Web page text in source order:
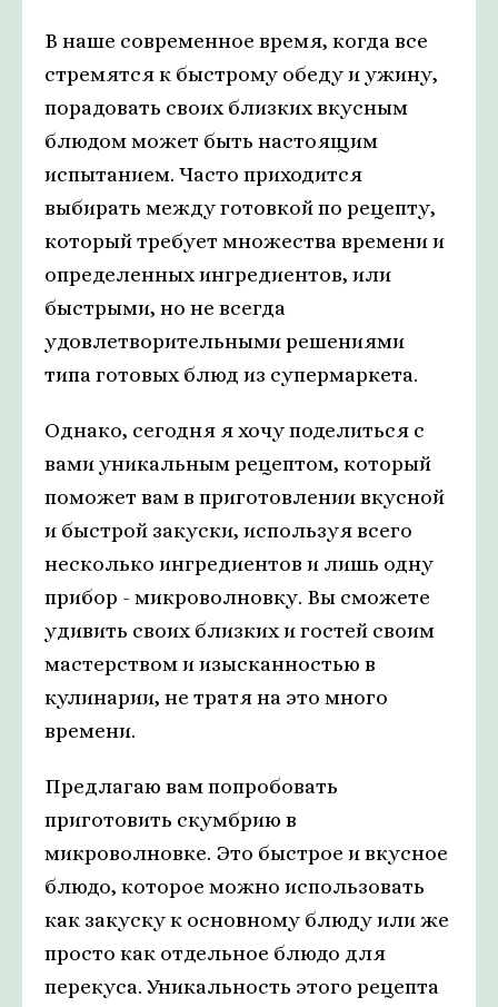
В наше современное время, когда все
стремятся к быстрому обеду и ужину,
порадовать своих близких вкусным
блюдом может быть настоящим
испытанием. Часто приходится
выбирать между готовкой по рецепту,
который требует множества времени и
определенных ингредиентов, или
быстрыми, но не всегда
удовлетворительными решениями
типа готовых блюд из супермаркета.
Однако, сегодня я хочу поделиться с
вами уникальным рецептом, который
поможет вам в приготовлении вкусной
и быстрой закуски, используя всего
несколько ингредиентов и лишь одну
прибор - микроволновку. Вы сможете
удивить своих близких и гостей своим
мастерством и изысканностью в
кулинарии, не тратя на это много
времени.
Предлагаю вам попробовать
приготовить скумбрию в
микроволновке. Это быстрое и вкусное
блюдо, которое можно использовать
как закуску к основному блюду или же
просто как отдельное блюдо для
перекуса. Уникальность этого рецепта